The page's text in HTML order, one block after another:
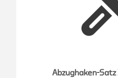
Abzughaken-